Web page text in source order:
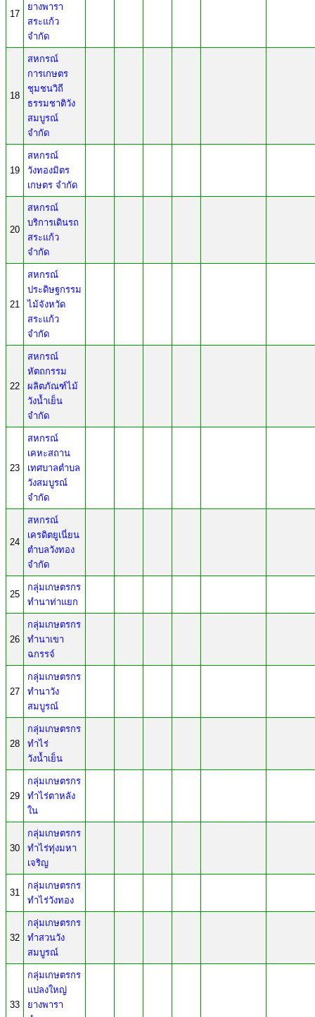
17
ยางพารา
สระแก้ว
จำกัด
18
สหกรณ์
การเกษตร
ชุมชนวิถี
ธรรมชาติวัง
สมบูรณ์
จำกัด
19
สหกรณ์
วังทองมิตร
เกษตร จำกัด
20
สหกรณ์
บริการเดินรถ
สระแก้ว
จำกัด
21
สหกรณ์
ประดิษฐกรรม
ไม้จังหวัด
สระแก้ว
จำกัด
22
สหกรณ์
หัตถกรรม
ผลิตภัณฑ์ไม้
วังน้ำเย็น
จำกัด
23
สหกรณ์
เคหะสถาน
เทศบาลตำบล
วังสมบูรณ์
จำกัด
24
สหกรณ์
เครดิตยูเนี่ยน
ตำบลวังทอง
จำกัด
25
กลุ่มเกษตรกร
ทำนาท่าแยก
26
กลุ่มเกษตรกร
ทำนาเขา
ฉกรรจ์
27
กลุ่มเกษตรกร
ทำนาวัง
สมบูรณ์
28
กลุ่มเกษตรกร
ทำไร่
วังน้ำเย็น
29
กลุ่มเกษตรกร
ทำไร่ตาหลัง
ใน
30
กลุ่มเกษตรกร
ทำไร่ทุ่งมหา
เจริญ
31
กลุ่มเกษตรกร
ทำไร่วังทอง
32
กลุ่มเกษตรกร
ทำสวนวัง
สมบูรณ์
33
กลุ่มเกษตรกร
แปลงใหญ่
ยางพารา